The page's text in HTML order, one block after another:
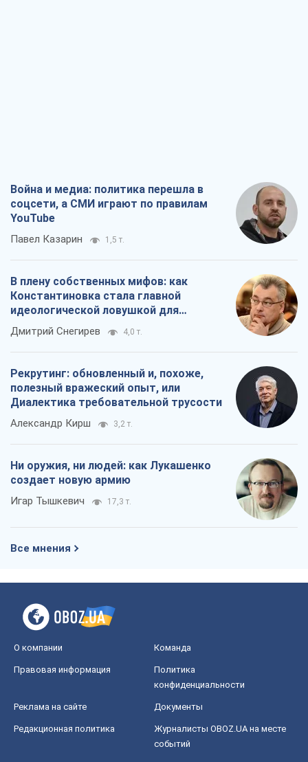
Война и медиа: политика перешла в
соцсети, а СМИ играют по правилам
YouTube
Павел Казарин 1,5 т.
В плену собственных мифов: как
Константиновка стала главной
идеологической ловушкой для
российских оккупантов
Дмитрий Снегирев 4,0 т.
Рекрутинг: обновленный и, похоже,
полезный вражеский опыт, или
Диалектика требовательной трусости
Александр Кирш 3,2 т.
Ни оружия, ни людей: как Лукашенко
создает новую армию
Игар Тышкевич 17,3 т.
Все мнения
О компании Команда
Правовая информация
Политика
конфиденциальности
Реклама на сайте Документы
Редакционная политика
Журналисты OBOZ.UA на месте
событий